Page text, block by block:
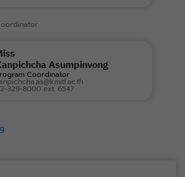
Asumpinvong
Coordinator
329-8000 ext. 6547